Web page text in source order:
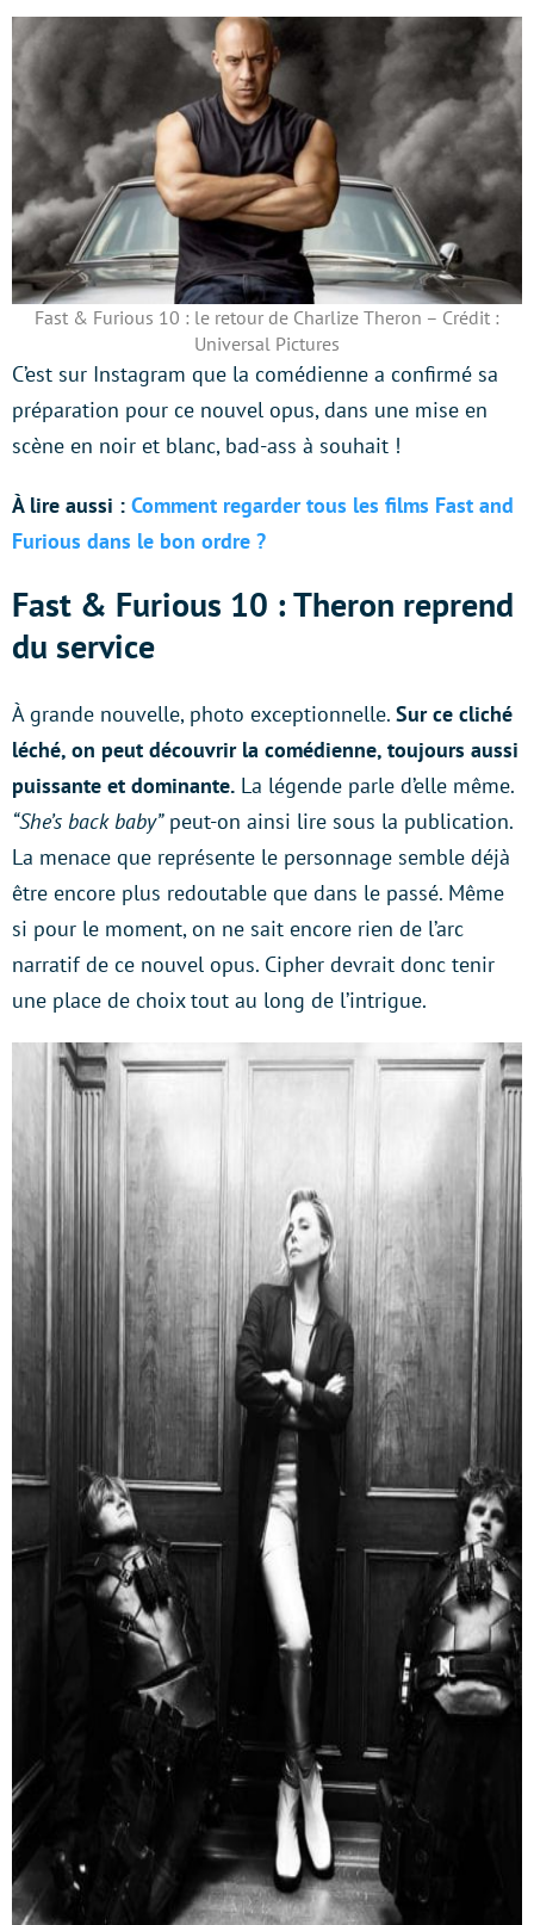
Fast & Furious 10 : le retour de Charlize Theron – Crédit :
Universal Pictures
C’est sur Instagram que la comédienne a confirmé sa
préparation pour ce nouvel opus, dans une mise en
scène en noir et blanc, bad-ass à souhait !
À lire aussi : Comment regarder tous les films Fast and
Furious dans le bon ordre ?
Fast & Furious 10 : Theron reprend
du service
À grande nouvelle, photo exceptionnelle. Sur ce cliché
léché, on peut découvrir la comédienne, toujours aussi
puissante et dominante. La légende parle d’elle même.
“She’s back baby”peut-on ainsi lire sous la publication.
La menace que représente le personnage semble déjà
être encore plus redoutable que dans le passé. Même
si pour le moment, on ne sait encore rien de l’arc
narratif de ce nouvel opus. Cipher devrait donc tenir
une place de choix tout au long de l’intrigue.